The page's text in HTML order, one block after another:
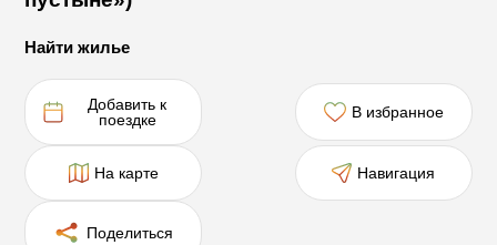
Найти жилье
Добавить к
поездке
В избранное
На карте Навигация
Поделиться